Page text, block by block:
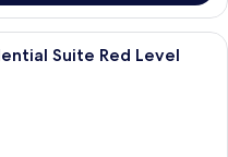
premium, selimut bulu angsa,
Suite Red Level